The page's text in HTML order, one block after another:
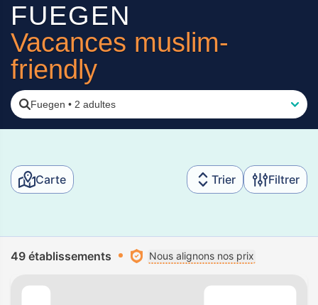
FUEGEN
Vacances muslim-
friendly
Fuegen • 2 adultes
Carte Trier Filtrer
49 établissements Nous alignons nos prix